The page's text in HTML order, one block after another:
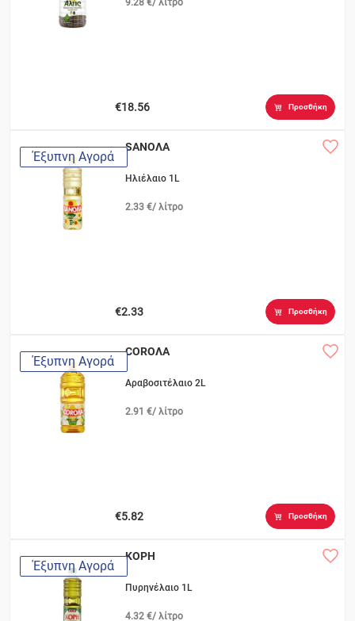
€18.56 Προσθήκη
Έξυπνη Αγορά
SANOΛΑ
Ηλιέλαιο 1L
2.33 €/ λίτρο
€2.33 Προσθήκη
Έξυπνη Αγορά
COROΛA
Αραβοσιτέλαιο 2L
2.91 €/ λίτρο
€5.82 Προσθήκη
Έξυπνη Αγορά
ΚΟΡΗ
Πυρηνέλαιο 1L
4.32 €/ λίτρο